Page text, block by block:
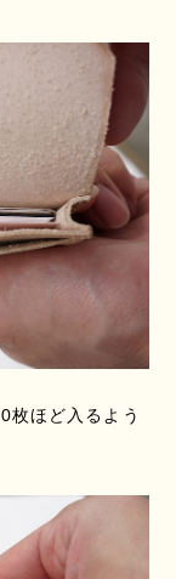
枚ほど入るよう